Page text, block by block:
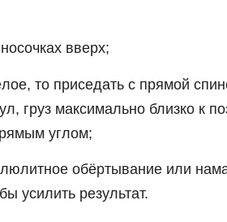
вверх;
то приседать с прямой
груз максимально близко к
углом;
обёртывание или
усилить результат.